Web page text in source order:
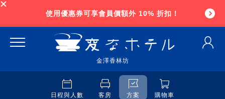
使用優惠券可享會員價額外 10% 折扣！
金澤香林坊
日程與人數 客房 方案 購物車